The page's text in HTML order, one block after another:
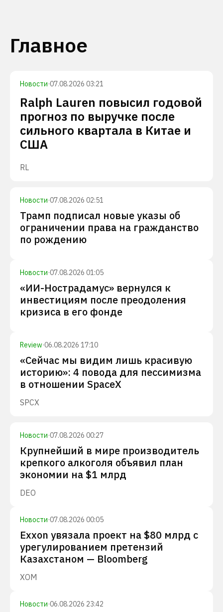
Главное
Новости·07.08.2026 03:21
Ralph Lauren повысил годовой
прогноз по выручке после
сильного квартала в Китае и
США
RL
Новости·07.08.2026 02:51
Трамп подписал новые указы об
ограничении права на гражданство
по рождению
Новости·07.08.2026 01:05
«ИИ-Нострадамус» вернулся к
инвестициям после преодоления
кризиса в его фонде
Review·06.08.2026 17:10
«Сейчас мы видим лишь красивую
историю»: 4 повода для пессимизма
в отношении SpaceX
SPCX
Новости·07.08.2026 00:27
Крупнейший в мире производитель
крепкого алкоголя объявил план
экономии на $1 млрд
DEO
Новости·07.08.2026 00:05
Exxon увязала проект на $80 млрд с
урегулированием претензий
Казахстаном — Bloomberg
XOM
Новости·06.08.2026 23:42